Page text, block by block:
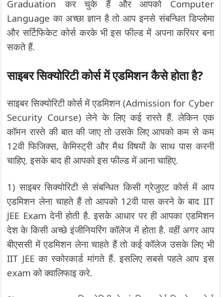
Graduation कर चुके हैं और आपको Computer
Language का अच्छा ज्ञान है तो आप इनसे संबन्धित डिप्लोमा
और सर्टिफिकेट कोर्स करके भी इस फील्ड में अपना करियर बना
सकते हैं.
साइबर सिक्योरिटी कोर्स में एडमिशन कैसे होता है?
साइबर सिक्योरिटी कोर्स में एडमिशन (Admission for Cyber
Security Course) लेने के लिए कई रास्ते हैं. लेकिन एक
कॉमन रास्ते की बात की जाए तो उसके लिए आपको कम से कम
12वी फिजिक्स, केमिस्ट्री और मैथ विषयों के साथ पास करनी
चाहिए. इसके बाद ही आपको इस फील्ड में आना चाहिए.
1) साइबर सिक्योरिटी से संबन्धित किसी ग्रेजुएट कोर्स में आप
एडमिशन लेना चाहते हैं तो आपको 12वी पास करने के बाद IIT
JEE Exam देनी होती है. इसके आधार पर ही आपका एडमिशन
देश के किसी अच्छे इंजीनियरिंग कॉलेज में होता है. वहीं अगर आप
बीएससी में एडमिशन लेना चाहते हैं तो कई कॉलेज उसके लिए भी
IIT JEE का स्कोरकार्ड मांगते हैं. इसलिए सबसे पहले आप इस
exam को क्वालिफाइ करे.